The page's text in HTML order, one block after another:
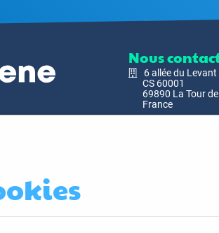
Nous
6 allée du Levant
CS 60001
69890 La Tour
France